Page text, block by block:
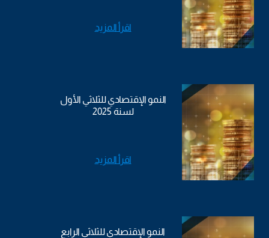
اقرأ المزيد
النمو الإقتصادي للثلاثي الأول
لسنة 2025
اقرأ المزيد
النمو الإقتصادي للثلاثي الرابع